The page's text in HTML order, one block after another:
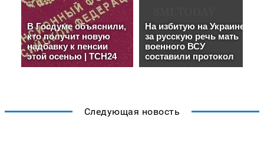
Следующая новость